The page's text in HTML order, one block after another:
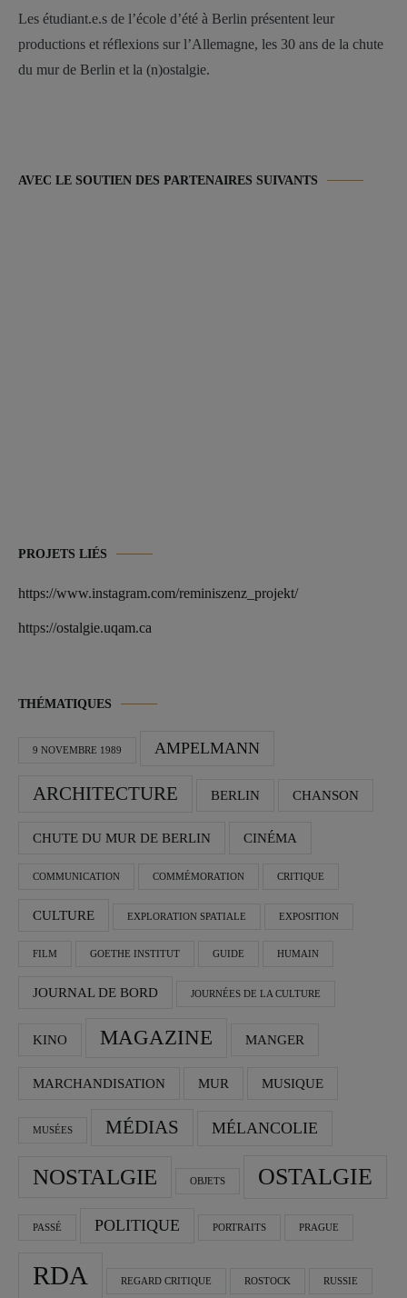
Les étudiant.e.s de l’école d’été à Berlin présentent leur
productions et réflexions sur l’Allemagne, les 30 ans de la chute
du mur de Berlin et la (n)ostalgie.
AVEC LE SOUTIEN DES PARTENAIRES SUIVANTS
PROJETS LIÉS
https://www.instagram.com/reminiszenz_projekt/
https://ostalgie.uqam.ca
THÉMATIQUES
9 NOVEMBRE 1989 AMPELMANN
ARCHITECTURE BERLIN CHANSON
CHUTE DU MUR DE BERLIN CINÉMA
COMMUNICATION COMMÉMORATION CRITIQUE
CULTURE EXPLORATION SPATIALE EXPOSITION
FILM GOETHE INSTITUT GUIDE HUMAIN
JOURNAL DE BORD JOURNÉES DE LA CULTURE
KINO MAGAZINE MANGER
MARCHANDISATION MUR MUSIQUE
MUSÉES MÉDIAS MÉLANCOLIE
NOSTALGIE OBJETS OSTALGIE
PASSÉ POLITIQUE PORTRAITS PRAGUE
RDA REGARD CRITIQUE ROSTOCK RUSSIE